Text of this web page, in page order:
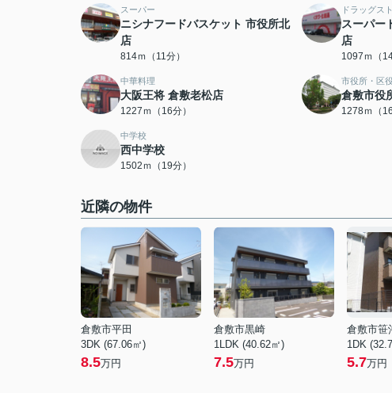
スーパー
ニシナフードバスケット 市役所北
店
814ｍ（11分）
ドラッグス
スーパー
店
1097ｍ（14
中華料理
大阪王将 倉敷老松店
1227ｍ（16分）
市役所・区
倉敷市役
1278ｍ（16
中学校
西中学校
1502ｍ（19分）
近隣の物件
倉敷市平田
3DK (67.06㎡)
8.5万円
倉敷市黒崎
1LDK (40.62㎡)
7.5万円
倉敷市笹
1DK
5.7万円